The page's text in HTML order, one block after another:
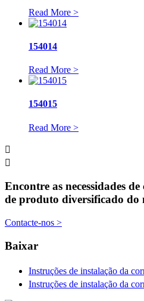
Read More >
154014
Read More >
154015
Read More >


Encontre as necessidades
de produto diversificado do
Contacte-nos >
Baixar
Instruções de instalação da
Instruções de instalação da